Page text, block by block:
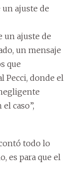
un ajuste de
un ajuste de
un mensaje
que
Pecci, donde el
caso”,
todo lo
es para que el